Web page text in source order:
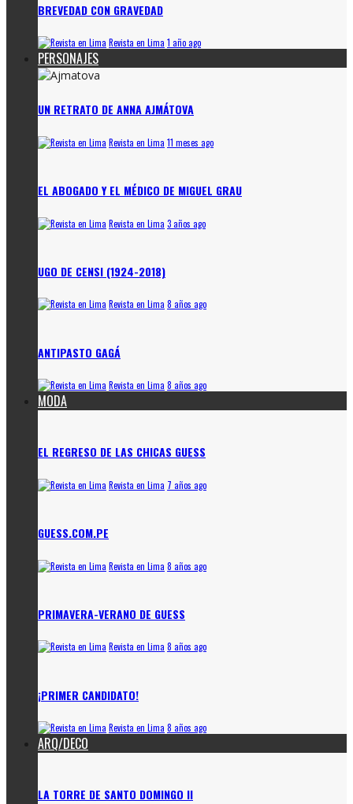
BREVEDAD CON GRAVEDAD
Revista en Lima 1 año ago
PERSONAJES
UN RETRATO DE ANNA AJMÁTOVA
Revista en Lima 11 meses ago
EL ABOGADO Y EL MÉDICO DE MIGUEL GRAU
Revista en Lima 3 años ago
UGO DE CENSI (1924-2018)
Revista en Lima 8 años ago
ANTIPASTO GAGÁ
Revista en Lima 8 años ago
MODA
EL REGRESO DE LAS CHICAS GUESS
Revista en Lima 7 años ago
GUESS.COM.PE
Revista en Lima 8 años ago
PRIMAVERA-VERANO DE GUESS
Revista en Lima 8 años ago
¡PRIMER CANDIDATO!
Revista en Lima 8 años ago
ARQ/DECO
LA TORRE DE SANTO DOMINGO II